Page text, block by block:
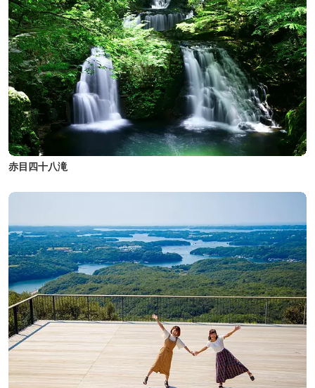
赤目四十八滝